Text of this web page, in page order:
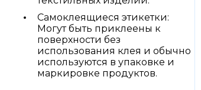
Самоклеящиеся этикетки:
Могут быть приклеены к
поверхности без
использования клея и обычно
используются в упаковке и
маркировке продуктов.